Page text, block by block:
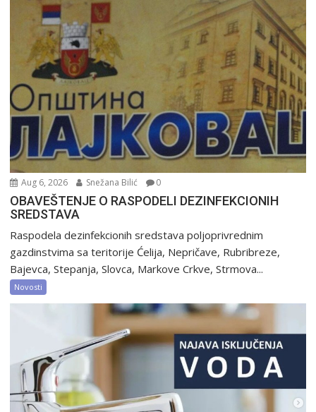
Aug 6, 2026 Snežana Bilić 0
OBAVEŠTENJE O RASPODELI DEZINFEKCIONIH
SREDSTAVA
Raspodela dezinfekcionih sredstava poljoprivrednim
gazdinstvima sa teritorije Ćelija, Nepričave, Rubribreze,
Bajevca, Stepanja, Slovca, Markove Crkve, Strmova...
Novosti